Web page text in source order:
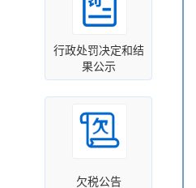
行政处罚决定和结
果公示
欠税公告